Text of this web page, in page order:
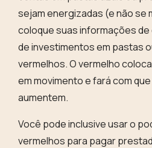
sejam energizadas (e não se
coloque suas informações
de investimentos em pastas
vermelhos. O vermelho
em movimento e fará com
aumentem.
Você pode inclusive usar o
vermelhos para pagar